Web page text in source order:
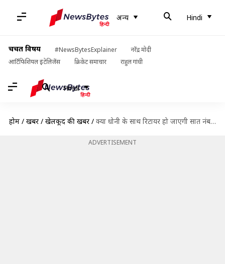
अन्य Hindi
चर्चित विषय #NewsBytesExplainer
नरेंद्र मोदी
आर्टिफिशियल इंटेलिजेंस
क्रिकेट समाचार राहुल गांधी
Hindi
होम / खबरें / खेलकूद की खबरें / क्या धोनी के साथ रिटायर हो जाएगी सात नंबर जर्सी? दिनेश कार्तिक की BCCI से मांग
ADVERTISEMENT